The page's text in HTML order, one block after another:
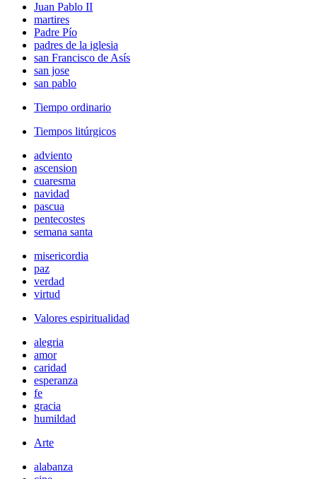
Juan Pablo II
martires
Padre Pío
padres de la iglesia
san Francisco de Asís
san jose
san pablo
Tiempo ordinario
Tiempos litúrgicos
adviento
ascension
cuaresma
navidad
pascua
pentecostes
semana santa
misericordia
paz
verdad
virtud
Valores espiritualidad
alegria
amor
caridad
esperanza
fe
gracia
humildad
Arte
alabanza